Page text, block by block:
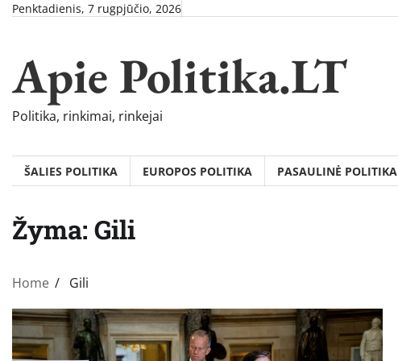
SkipPenktadienis, 7 rugpjūčio, 2026
Apie Politika.LT
Politika, rinkimai, rinkejai
ŠALIES POLITIKA EUROPOS POLITIKA PASAULINĖ POLITIKA
Žyma: Gili
Home Gili